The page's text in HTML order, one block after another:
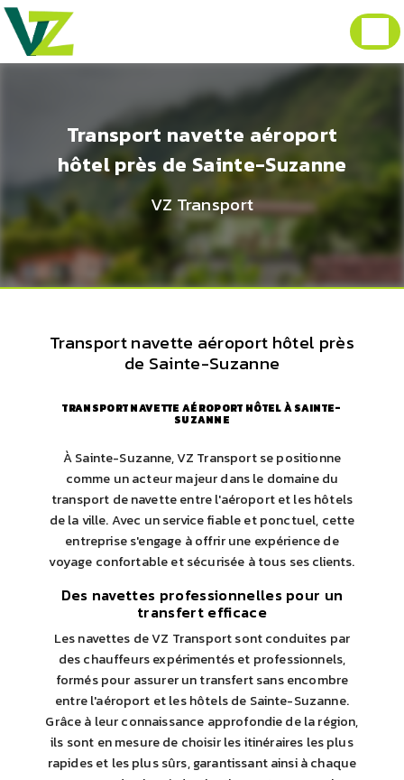
Transport navette aéroport
hôtel près de Sainte-Suzanne
VZ Transport
Transport navette aéroport hôtel près
de Sainte-Suzanne
TRANSPORT NAVETTE AÉROPORT HÔTEL À SAINTE-
SUZANNE
À Sainte-Suzanne, VZ Transport se positionne
comme un acteur majeur dans le domaine du
transport de navette entre l'aéroport et les hôtels
de la ville. Avec un service fiable et ponctuel, cette
entreprise s'engage à offrir une expérience de
voyage confortable et sécurisée à tous ses clients.
Des navettes professionnelles pour un
transfert efficace
Les navettes de VZ Transport sont conduites par
des chauffeurs expérimentés et professionnels,
formés pour assurer un transfert sans encombre
entre l'aéroport et les hôtels de Sainte-Suzanne.
Grâce à leur connaissance approfondie de la région,
ils sont en mesure de choisir les itinéraires les plus
rapides et les plus sûrs, garantissant ainsi à chaque
Panneau de gestion des cookies